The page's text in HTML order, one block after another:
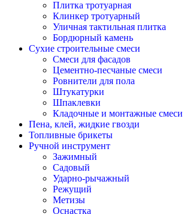
Плитка тротуарная
Клинкер тротуарный
Уличная тактильная плитка
Бордюрный камень
Сухие строительные смеси
Смеси для фасадов
Цементно-песчаные смеси
Ровнители для пола
Штукатурки
Шпаклевки
Кладочные и монтажные смеси
Пена, клей, жидкие гвозди
Топливные брикеты
Ручной инструмент
Зажимный
Садовый
Ударно-рычажный
Режущий
Метизы
Оснастка